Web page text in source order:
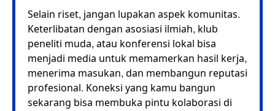
Selain riset, jangan lupakan aspek komunitas.
Keterlibatan dengan asosiasi ilmiah, klub
peneliti muda, atau konferensi lokal bisa
menjadi media untuk memamerkan hasil kerja,
menerima masukan, dan membangun reputasi
profesional. Koneksi yang kamu bangun
sekarang bisa membuka pintu kolaborasi di